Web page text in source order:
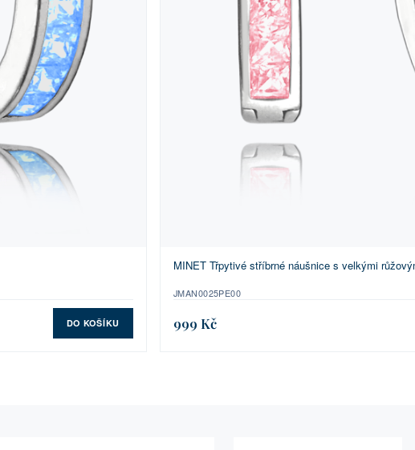
DO KOŠÍKU
MINET Třpytivé stříbrné náušnice s velkými
JMAN0025PE00
999 Kč